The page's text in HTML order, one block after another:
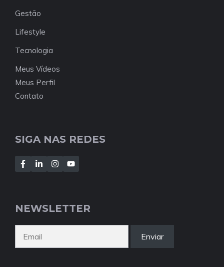
Gestão
Lifestyle
Tecnologia
Meus Vídeos
Meus Perfil
Contato
SIGA NAS REDES
NEWSLETTER
Enviar